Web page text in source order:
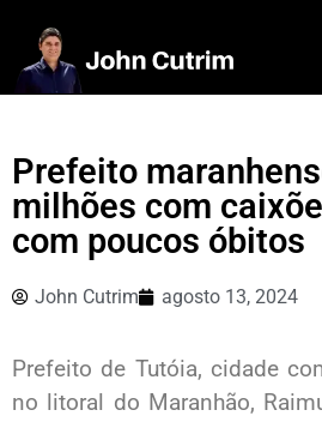
Prefeito
milhões com
com poucos óbitos
John Cutrim agosto 13, 2024
Prefeito de Tutóia, cidade
no litoral do Maranhão,